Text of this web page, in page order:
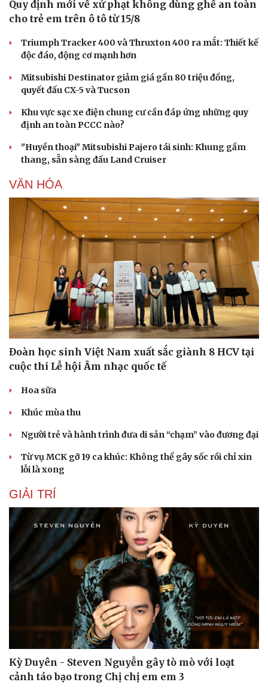
Du lịch
Tư vấn
Săn Tour
check-in
Câu chuyện thời sự
Đọc truyện đêm khuya
Cửa sổ tình yêu
Kể chuyện cho bé
Hạt giống tâm hồn
Quy định mới về xử phạt không dùng ghế an toàn
cho trẻ em trên ô tô từ 15/8
Triumph Tracker 400 và Thruxton 400 ra mắt: Thiết kế
độc đáo, động cơ mạnh hơn
Mitsubishi Destinator giảm giá gần 80 triệu đồng,
quyết đấu CX-5 và Tucson
Khu vực sạc xe điện chung cư cần đáp ứng những quy
định an toàn PCCC nào?
"Huyền thoại" Mitsubishi Pajero tái sinh: Khung gầm
thang, sẵn sàng đấu Land Cruiser
VĂN HÓA
Đoàn học sinh Việt Nam xuất sắc giành 8 HCV tại
cuộc thi Lễ hội Âm nhạc quốc tế
Hoa sữa
Khúc mùa thu
Người trẻ và hành trình đưa di sản “chạm” vào đương đại
Từ vụ MCK gỡ 19 ca khúc: Không thể gây sốc rồi chỉ xin
lỗi là xong
GIẢI TRÍ
Kỳ Duyên - Steven Nguyễn gây tò mò với loạt
cảnh táo bạo trong Chị chị em em 3